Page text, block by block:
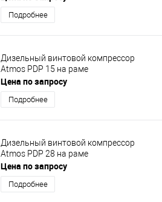
Подробнее
Дизельный винтовой компрессор
Atmos PDP 15 на раме
Цена по запросу
Подробнее
Дизельный винтовой компрессор
Atmos PDP 28 на раме
Цена по запросу
Подробнее